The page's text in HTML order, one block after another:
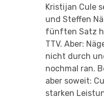
Kristijan Cule
und Steffen
fünften Satz
TTV. Aber:
nicht durch
nochmal ran.
aber soweit:
starken